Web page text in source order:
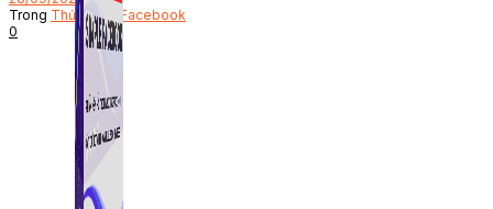
Trong Thủ Thuật Facebook
0